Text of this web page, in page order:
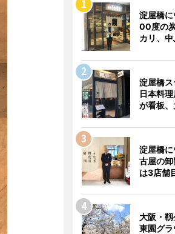
淀屋橋
00度の
カリ、
淀屋橋
日本料
が看板
淀屋橋
古屋の
は3店舗
大阪・
東園グ